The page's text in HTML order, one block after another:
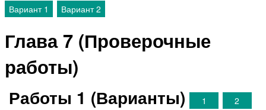
Вариант 1 Вариант 2
Глава 7 (Проверочные
работы)
Работы 1 (Варианты) 1 2